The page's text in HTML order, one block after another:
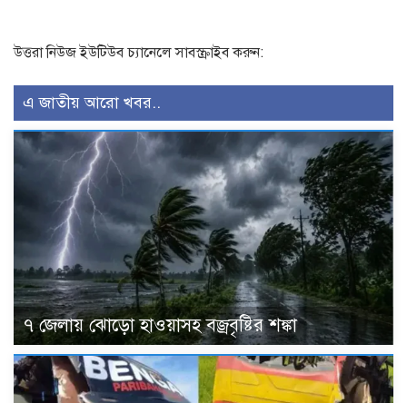
উত্তরা নিউজ ইউটিউব চ্যানেলে সাবস্ক্রাইব করুন:
এ জাতীয় আরো খবর..
৭ জেলায় ঝোড়ো হাওয়াসহ বজ্রবৃষ্টির শঙ্কা